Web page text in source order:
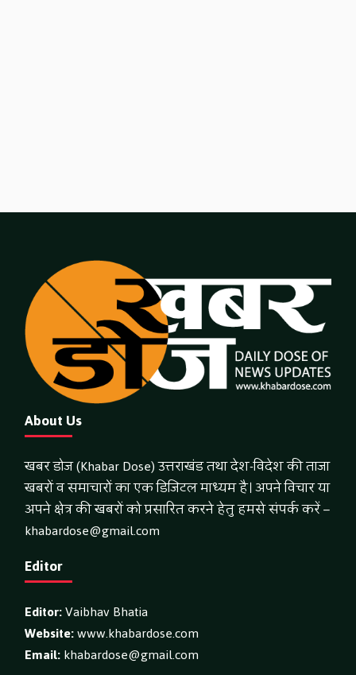
About Us
खबर डोज (Khabar Dose) उत्तराखंड तथा देश-विदेश की ताजा
खबरों व समाचारों का एक डिजिटल माध्यम है। अपने विचार या
अपने क्षेत्र की खबरों को प्रसारित करने हेतु हमसे संपर्क करें –
khabardose@gmail.com
Editor
Editor:Vaibhav Bhatia
Website:www.khabardose.com
Email:khabardose@gmail.com